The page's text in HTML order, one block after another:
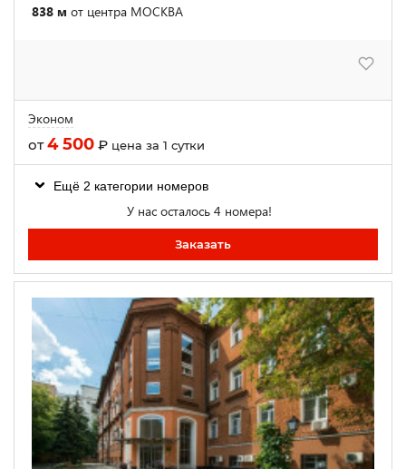
838 м от центра МОСКВА
Эконом
от4 500 ₽ цена за 1 сутки
Ещё 2 категории номеров
У нас осталось 4 номера!
Заказать